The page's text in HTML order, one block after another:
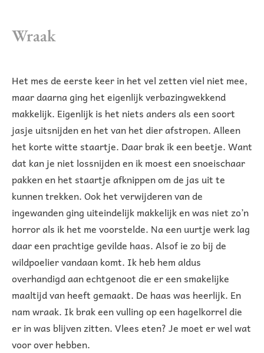
Wraak
Het mes de eerste keer in het vel zetten viel niet mee,
maar daarna ging het eigenlijk verbazingwekkend
makkelijk. Eigenlijk is het niets anders als een soort
jasje uitsnijden en het van het dier afstropen. Alleen
het korte witte staartje. Daar brak ik een beetje. Want
dat kan je niet lossnijden en ik moest een snoeischaar
pakken en het staartje afknippen om de jas uit te
kunnen trekken. Ook het verwijderen van de
ingewanden ging uiteindelijk makkelijk en was niet zo’n
horror als ik het me voorstelde. Na een uurtje werk lag
daar een prachtige gevilde haas. Alsof ie zo bij de
wildpoelier vandaan komt. Ik heb hem aldus
overhandigd aan echtgenoot die er een smakelijke
maaltijd van heeft gemaakt. De haas was heerlijk. En
nam wraak. Ik brak een vulling op een hagelkorrel die
er in was blijven zitten. Vlees eten? Je moet er wel wat
voor over hebben.